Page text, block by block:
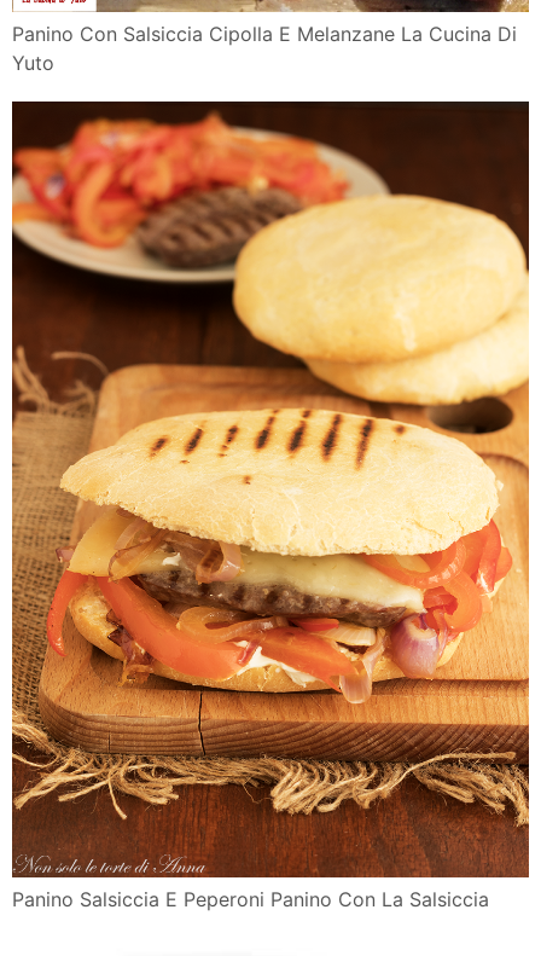
Panino Con Salsiccia Cipolla E Melanzane La Cucina Di
Yuto
Panino Salsiccia E Peperoni Panino Con La Salsiccia